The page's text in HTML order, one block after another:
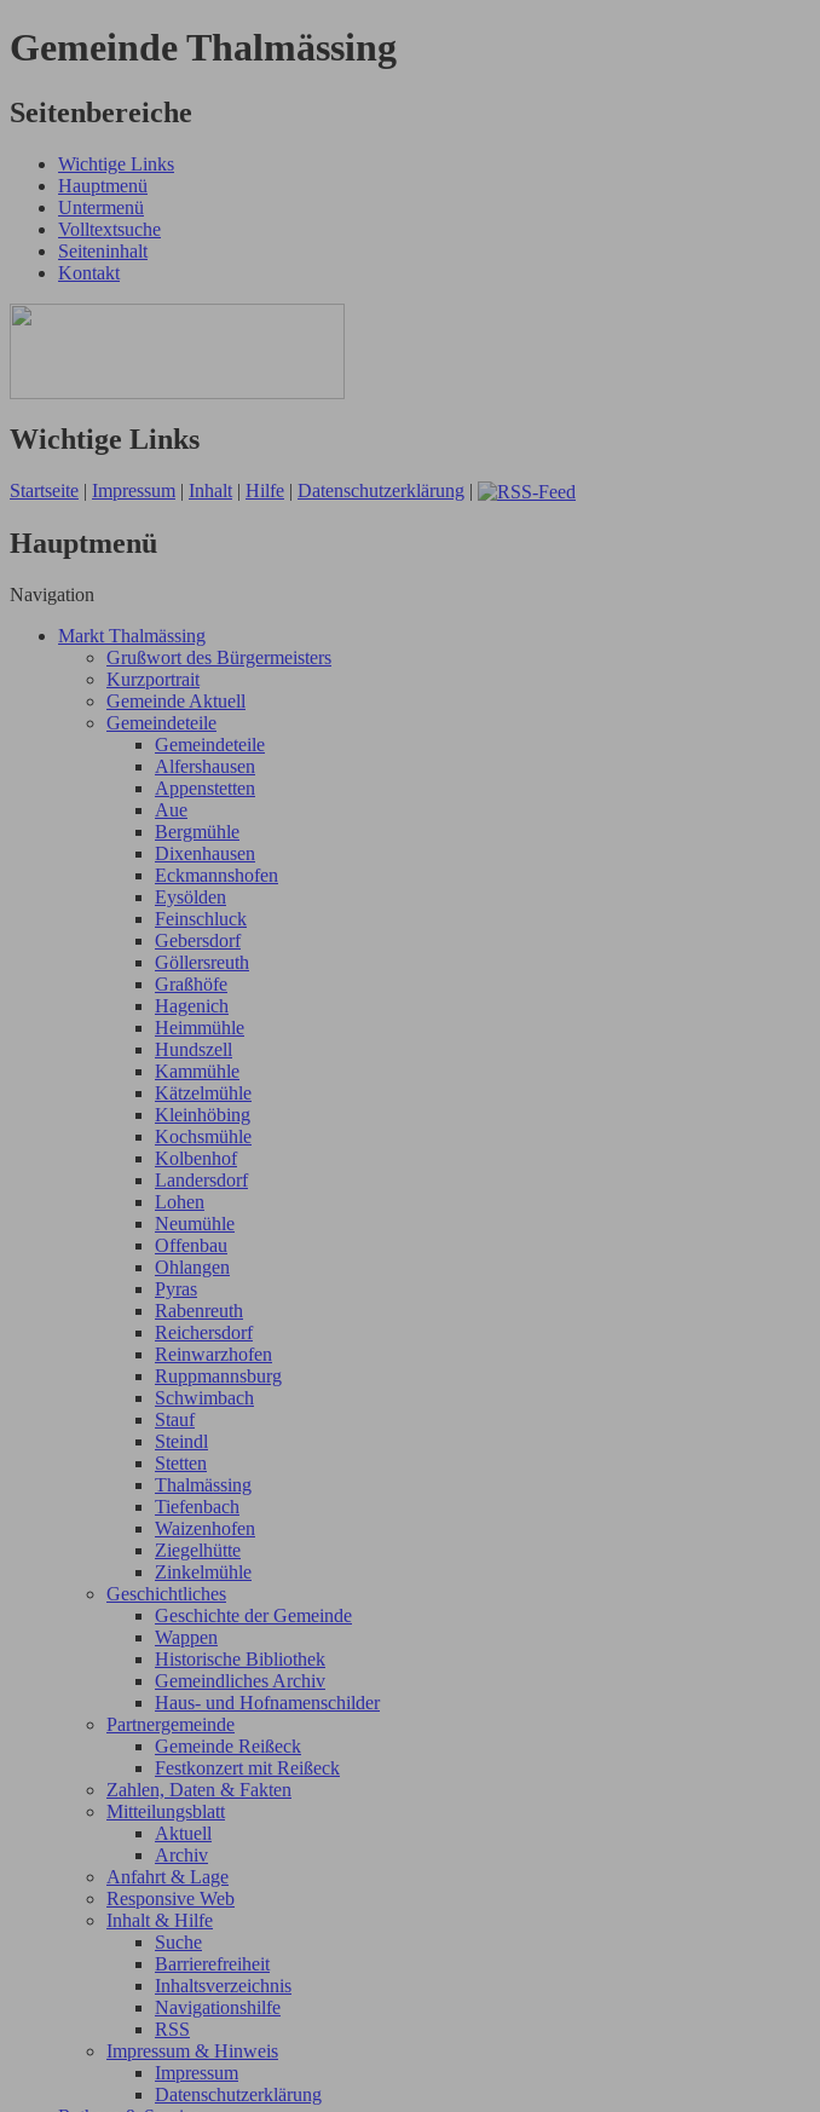
Gemeinde Thalmässing
Seitenbereiche
Wichtige Links
Hauptmenü
Untermenü
Volltextsuche
Seiteninhalt
Kontakt
Wichtige Links
Startseite | Impressum | Inhalt | Hilfe | Datenschutzerklärung |
Hauptmenü
Navigation
Markt Thalmässing
Grußwort des Bürgermeisters
Kurzportrait
Gemeinde Aktuell
Gemeindeteile
Gemeindeteile
Alfershausen
Appenstetten
Aue
Bergmühle
Dixenhausen
Eckmannshofen
Eysölden
Feinschluck
Gebersdorf
Göllersreuth
Graßhöfe
Hagenich
Heimmühle
Hundszell
Kammühle
Kätzelmühle
Kleinhöbing
Kochsmühle
Kolbenhof
Landersdorf
Lohen
Neumühle
Offenbau
Ohlangen
Pyras
Rabenreuth
Reichersdorf
Reinwarzhofen
Ruppmannsburg
Schwimbach
Stauf
Steindl
Stetten
Thalmässing
Tiefenbach
Waizenhofen
Ziegelhütte
Zinkelmühle
Geschichtliches
Geschichte der Gemeinde
Wappen
Historische Bibliothek
Gemeindliches Archiv
Haus- und Hofnamenschilder
Partnergemeinde
Gemeinde Reißeck
Festkonzert mit Reißeck
Zahlen, Daten & Fakten
Mitteilungsblatt
Aktuell
Archiv
Anfahrt & Lage
Responsive Web
Inhalt & Hilfe
Suche
Barrierefreiheit
Inhaltsverzeichnis
Navigationshilfe
RSS
Impressum & Hinweis
Impressum
Datenschutzerklärung